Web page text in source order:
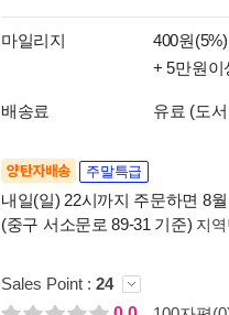
마일리지 400원
+ 5만원이
배송료 유료 (도
양탄자배송 주말특급
내일(일) 22시까지 주문하면 8
(중구 서소문로 89-31 기준) 지역
Sales Point : 24